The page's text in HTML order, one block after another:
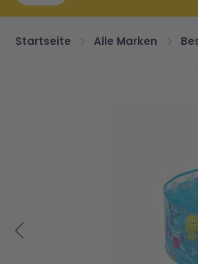
Startseite Alle Marken